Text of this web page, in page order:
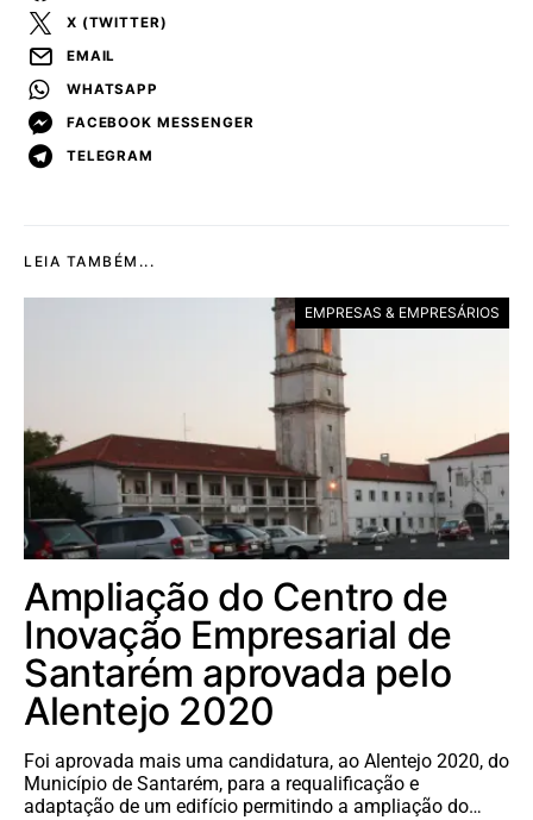
X (TWITTER)
EMAIL
WHATSAPP
FACEBOOK MESSENGER
TELEGRAM
LEIA TAMBÉM...
EMPRESAS & EMPRESÁRIOS
Ampliação do Centro de
Inovação Empresarial de
Santarém aprovada pelo
Alentejo 2020
Foi aprovada mais uma candidatura, ao Alentejo 2020, do
Município de Santarém, para a requalificação e
adaptação de um edifício permitindo a ampliação do…